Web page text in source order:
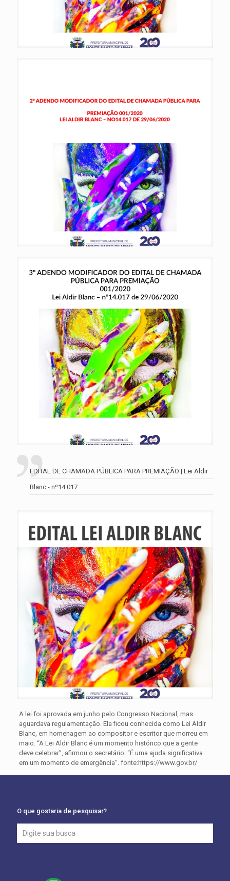
EDITAL DE CHAMADA PÚBLICA PARA PREMIAÇÃO | Lei Aldir
Blanc - nº14.017
A lei foi aprovada em junho pelo Congresso Nacional, mas
aguardava regulamentação. Ela ficou conhecida como Lei Aldir
Blanc, em homenagem ao compositor e escritor que morreu em
maio. “A Lei Aldir Blanc é um momento histórico que a gente
deve celebrar”, afirmou o secretário. “É uma ajuda significativa
em um momento de emergência”. fonte:https://www.gov.br/
O que gostaria de pesquisar?